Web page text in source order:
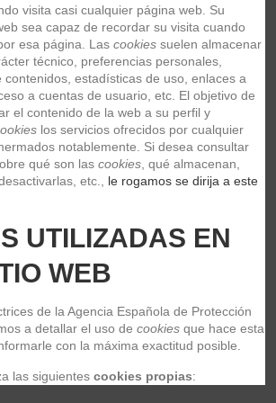
Dinamicos
Prodipe V85 Mic
visita casi cualquier página web. Su
sea capaz de recordar su visita cuando
esa página. Las cookies suelen almacenar
técnico, preferencias personales,
contenidos, estadísticas de uso, enlaces a
a cuentas de usuario, etc. El objetivo de
el contenido de la web a su perfil y
los servicios ofrecidos por cualquier
notablemente. Si desea consultar
qué son las cookies , qué almacenan,
etc.,
le rogamos se dirija a este
UTILIZADAS EN
WEB
de la Agencia Española de Protección
a detallar el uso de cookies que hace esta
con la máxima exactitud posible.
las siguientes cookies propias: